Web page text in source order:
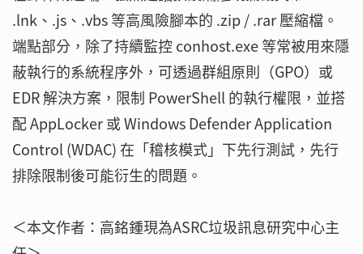
.lnk、.js、.vbs 等高風險腳本的 .zip / .rar 壓縮檔。
端點部分，除了持續監控 conhost.exe 等常被用來隱
蔽執行的系統程序外，可透過群組原則（GPO）或
EDR 解決方案，限制 PowerShell 的執行權限，並搭
配 AppLocker 或 Windows Defender Application
Control (WDAC) 在「稽核模式」下先行測試，先行
排除限制後可能衍生的問題。
＜本文作者：高銘鍾現為ASRC垃圾訊息研究中心主